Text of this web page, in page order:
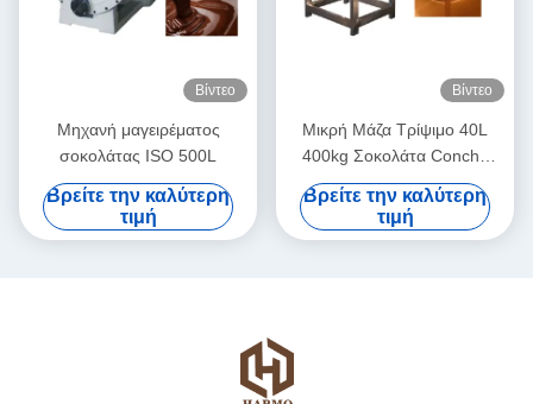
Βίντεο
Μηχανή μαγειρέματος
σοκολάτας ISO 500L
Βρείτε την καλύτερη
τιμή
Βίντεο
Μικρή Μάζα Τρίψιμο 40L
400kg Σοκολάτα Conche
Επεξεργαστή
Βρείτε την καλύτερη
τιμή